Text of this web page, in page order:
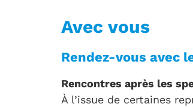
Avec vous
Rendez-vous avec
Rencontres après les
À l’issue de certaines